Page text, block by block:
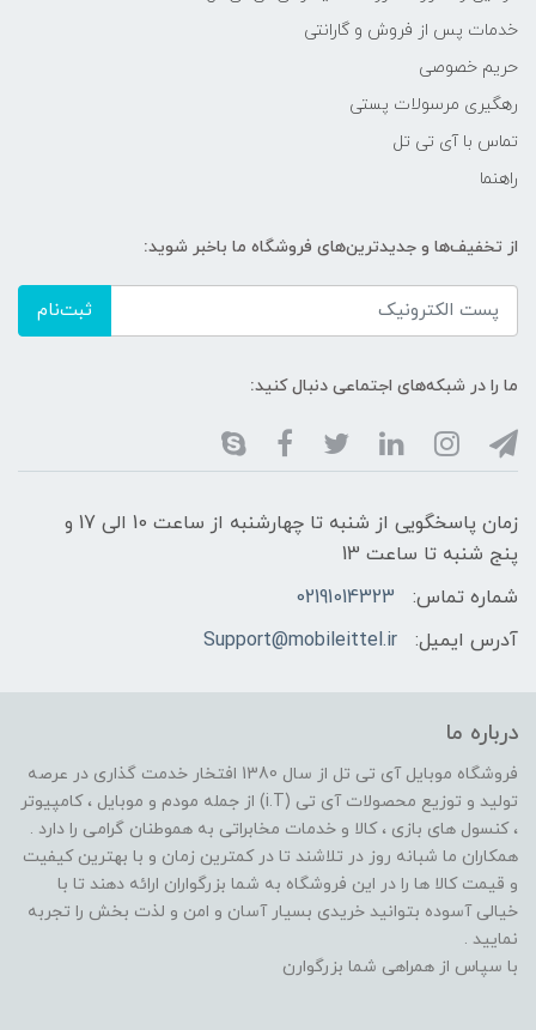
خدمات پس از فروش و گارانتی
حریم خصوصی
رهگیری مرسولات پستی
تماس با آی تی تل
راهنما
از تخفیف‌ها و جدیدترین‌های فروشگاه ما باخبر شوید:
ثبت‌نام
ما را در شبکه‌های اجتماعی دنبال کنید:
زمان پاسخگویی از شنبه تا چهارشنبه از ساعت 10 الی 17 و
پنج شنبه تا ساعت 13
شماره تماس:
02191014323
آدرس ایمیل:
Support@mobileittel.ir
درباره ما
فروشگاه موبایل آی تی تل از سال 1380 افتخار خدمت گذاری در عرصه
تولید و توزیع محصولات آی تی (i.T) از جمله مودم و موبایل ، کامپیوتر
، کنسول های بازی ، کالا و خدمات مخابراتی به هموطنان گرامی را دارد .
همکاران ما شبانه روز در تلاشند تا در کمترین زمان و با بهترین کیفیت
و قیمت کالا ها را در این فروشگاه به شما بزرگواران ارائه دهند تا با
خیالی آسوده بتوانید خریدی بسیار آسان و امن و لذت بخش را تجربه
نمایید .
با سپاس از همراهی شما بزرگوارن